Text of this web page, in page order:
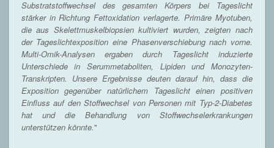
Substratstoffwechsel des gesamten Körpers bei Tageslicht
stärker in Richtung Fettoxidation verlagerte. Primäre Myotuben,
die aus Skelettmuskelbiopsien kultiviert wurden, zeigten nach
der Tageslichtexposition eine Phasenverschiebung nach vorne.
Multi-Omik-Analysen ergaben durch Tageslicht induzierte
Unterschiede in Serummetaboliten, Lipiden und Monozyten-
Transkripten. Unsere Ergebnisse deuten darauf hin, dass die
Exposition gegenüber natürlichem Tageslicht einen positiven
Einfluss auf den Stoffwechsel von Personen mit Typ-2-Diabetes
hat und die Behandlung von Stoffwechselerkrankungen
unterstützen könnte."